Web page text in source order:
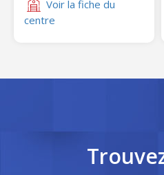
Voir la fiche du
centre